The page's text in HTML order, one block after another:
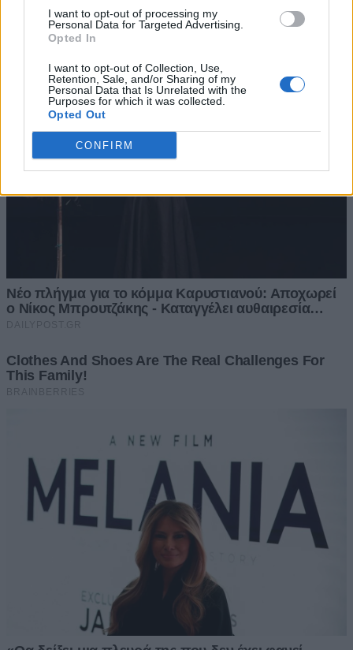
I want to opt-out of processing my
Personal Data for Targeted Advertising.
Opted In
I want to opt-out of Collection, Use,
Retention, Sale, and/or Sharing of my
Personal Data that Is Unrelated with the
Purposes for which it was collected.
Opted Out
CONFIRM